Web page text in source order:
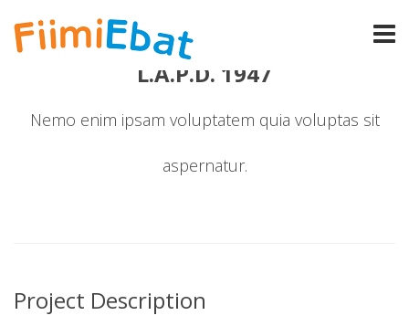
L.A.P.D. 1947
Nemo enim ipsam voluptatem quia voluptas sit
aspernatur.
Project Description